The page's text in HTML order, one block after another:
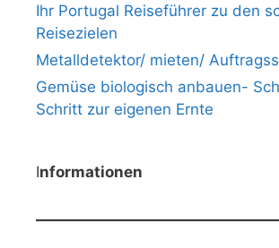
Ihr Portugal Reiseführer zu den
Reisezielen
Metalldetektor/ mieten/
Gemüse biologisch anbauen-
Schritt zur eigenen Ernte
Informationen